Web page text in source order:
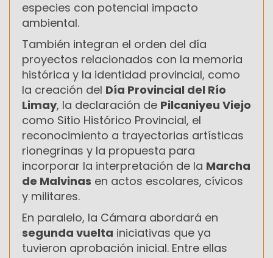
especies con potencial impacto
ambiental.
También integran el orden del día
proyectos relacionados con la memoria
histórica y la identidad provincial, como
la creación del Día Provincial del Río
Limay, la declaración de Pilcaniyeu Viejo
como Sitio Histórico Provincial, el
reconocimiento a trayectorias artísticas
rionegrinas y la propuesta para
incorporar la interpretación de la Marcha
de Malvinas en actos escolares, cívicos
y militares.
En paralelo, la Cámara abordará en
segunda vuelta iniciativas que ya
tuvieron aprobación inicial. Entre ellas